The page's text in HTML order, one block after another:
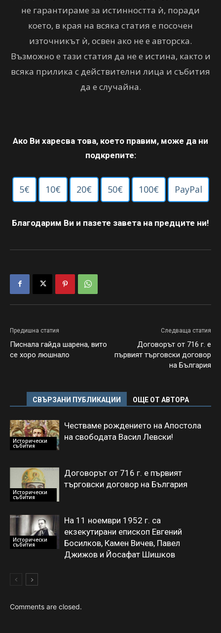
не гарантираме за истинността ѝ, поради
което, в края на всяка статия е посочен
източникът ѝ, освен ако не е авторска.
Възможно е тази статия да не е истина, както и
всяка прилика с действителни лица и събития
да е случайна.
Ако Ви харесва това, което правим, може да ни
подкрепите:
5€ 10€ 20€ 50€ 100€ PayPal
Благодарим Ви и пазете завета на предците ни!
Предишна статия
Писнала гайда шарена, вито
се хоро люшнало
Следваща статия
Договорът от 716 г. е
първият търговски договор
на България
СВЪРЗАНИ ПУБЛИКАЦИИ ОЩЕ ОТ АВТОРА
Исторически
събития
Честваме рождението на Апостола
на свободата Васил Левски!
Исторически
събития
Договорът от 716 г. е първият
търговски договор на България
Исторически
събития
На 11 ноември 1952 г. са
екзекутирани епископ Евгений
Босилков, Камен Вичев, Павел
Джижов и Йосафат Шишков
Comments are closed.